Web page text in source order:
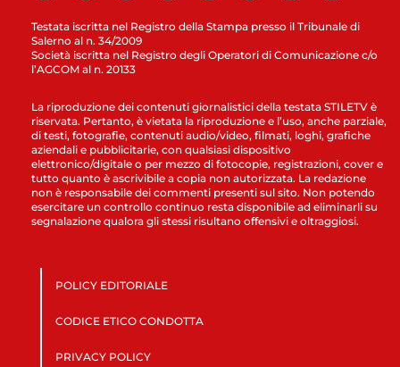
Testata iscritta nel Registro della Stampa presso il Tribunale di
Salerno al n. 34/2009
Società iscritta nel Registro degli Operatori di Comunicazione c/o
l’AGCOM al n. 20133
La riproduzione dei contenuti giornalistici della testata STILETV è
riservata. Pertanto, è vietata la riproduzione e l’uso, anche parziale,
di testi, fotografie, contenuti audio/video, filmati, loghi, grafiche
aziendali e pubblicitarie, con qualsiasi dispositivo
elettronico/digitale o per mezzo di fotocopie, registrazioni, cover e
tutto quanto è ascrivibile a copia non autorizzata. La redazione
non è responsabile dei commenti presenti sul sito. Non potendo
esercitare un controllo continuo resta disponibile ad eliminarli su
segnalazione qualora gli stessi risultano offensivi e oltraggiosi.
POLICY EDITORIALE
CODICE ETICO CONDOTTA
PRIVACY POLICY